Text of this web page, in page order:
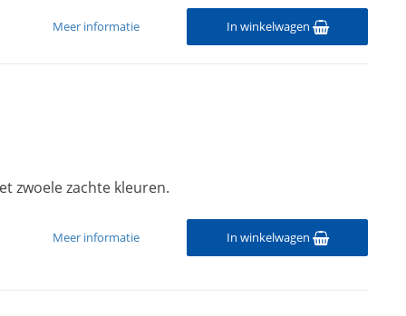
In winkelwagen
Meer informatie
zwoele zachte kleuren.
In winkelwagen
Meer informatie